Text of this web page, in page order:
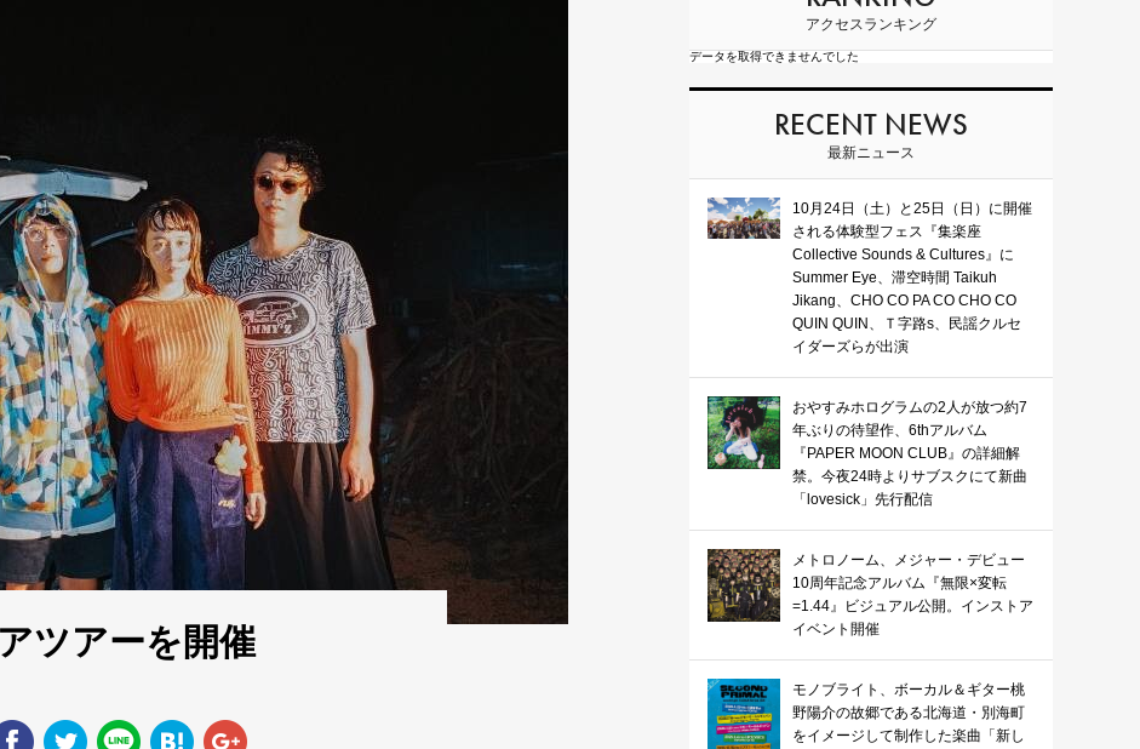
ツアーを開催
アクセスランキング
データを取得できませんでした
RECENT NEWS
最新ニュース
10月24日（土）と25日（日）に開催
される体験型フェス『集楽座
Collective Sounds & Cultures』に
Summer Eye、滞空時間 Taikuh
Jikang、CHO CO PA CO CHO CO
QUIN QUIN、Ｔ字路s、民謡クルセ
イダーズらが出演
おやすみホログラムの2人が放つ約7
年ぶりの待望作、6thアルバム
『PAPER MOON CLUB』の詳細解
禁。今夜24時よりサブスクにて新曲
「lovesick」先行配信
メトロノーム、メジャー・デビュー
10周年記念アルバム『無限×変転
=1.44』ビジュアル公開。インストア
イベント開催
モノブライト、ボーカル＆ギター桃
野陽介の故郷である北海道・別海町
をイメージして制作した楽曲「新し